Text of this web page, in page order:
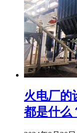
火电厂的
都是什么